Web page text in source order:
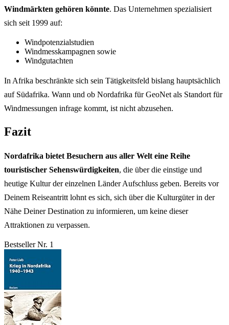
Windmärkten gehören könnte. Das Unternehmen spezialisiert
sich seit 1999 auf:
Windpotenzialstudien
Windmesskampagnen sowie
Windgutachten
In Afrika beschränkte sich sein Tätigkeitsfeld bislang hauptsächlich
auf Südafrika. Wann und ob Nordafrika für GeoNet als Standort für
Windmessungen infrage kommt, ist nicht abzusehen.
Fazit
Nordafrika bietet Besuchern aus aller Welt eine Reihe
touristischer Sehenswürdigkeiten, die über die einstige und
heutige Kultur der einzelnen Länder Aufschluss geben. Bereits vor
Deinem Reiseantritt lohnt es sich, sich über die Kulturgüter in der
Nähe Deiner Destination zu informieren, um keine dieser
Attraktionen zu verpassen.
Bestseller Nr. 1